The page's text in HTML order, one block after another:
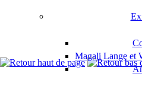
Magali Lange et